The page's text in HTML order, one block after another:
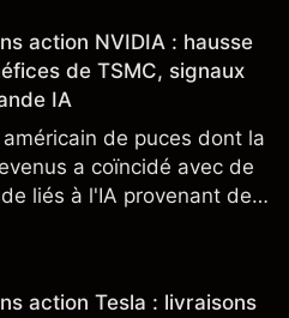
action NVIDIA : hausse
de TSMC, signaux
IA
de puces dont la
a coïncidé avec de
liés à l'IA provenant de
d'approvisionnement,
des résultats futurs.
action Tesla : livraisons